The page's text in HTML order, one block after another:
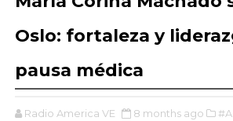
Oslo: fortaleza y
pausa médica
Radio America VE 8 months ago